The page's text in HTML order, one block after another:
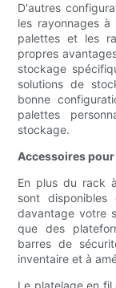
D'autres
les rayonnages
palettes et les
propres
stockage
solutions de
bonne
palettes
stockage.
Accessoires
En plus du rack
sont
davantage votre
que des
barres de
inventaire et à